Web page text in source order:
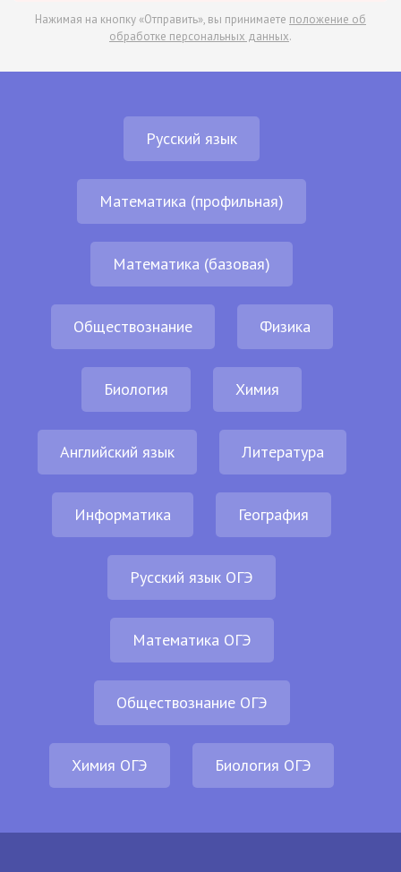
Нажимая на кнопку «Отправить», вы принимаете положение об
обработке персональных данных.
Русский язык
Математика (профильная)
Математика (базовая)
Обществознание Физика
Биология Химия
Английский язык Литература
Информатика География
Русский язык ОГЭ
Математика ОГЭ
Обществознание ОГЭ
Химия ОГЭ Биология ОГЭ